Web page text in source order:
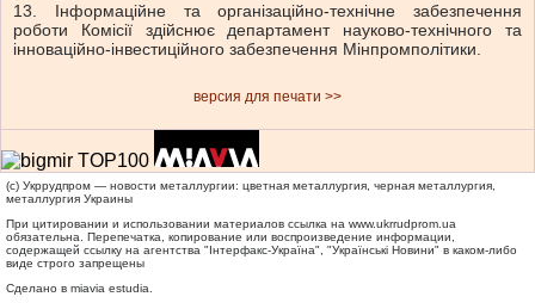
13. Інформаційне та організаційно-технічне забезпечення
роботи Комісії здійснює департамент науково-технічного та
інноваційно-інвестиційного забезпечення Мінпромполітики.
версия для печати >>
(c) Укррудпром — новости металлургии: цветная металлургия, черная металлургия,
металлургия Украины
При цитировании и использовании материалов ссылка на www.ukrrudprom.ua
обязательна. Перепечатка, копирование или воспроизведение информации,
содержащей ссылку на агентства "Iнтерфакс-Україна", "Українськi Новини" в каком-либо
виде строго запрещены
Сделано в miavia estudia.